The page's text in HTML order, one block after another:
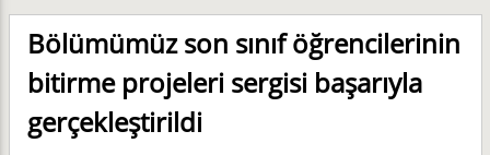
Bölümümüz son sınıf öğrencilerinin
bitirme projeleri sergisi başarıyla
gerçekleştirildi